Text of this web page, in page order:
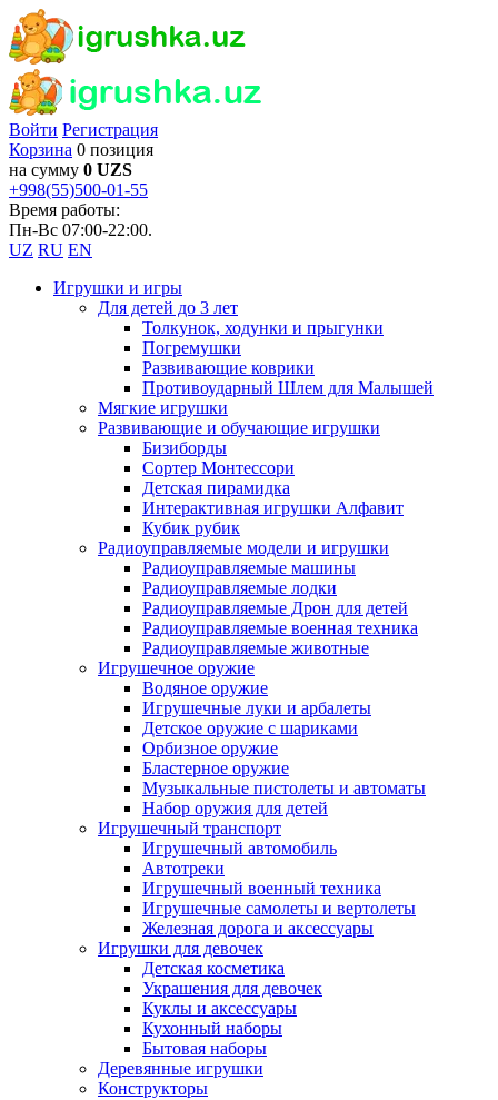
Войти Регистрация
Корзина 0 позиция
на сумму 0 UZS
+998(55)500-01-55
Время работы:
Пн-Вс 07:00-22:00.
UZ RU EN
Игрушки и игры
Для детей до 3 лет
Толкунок, ходунки и прыгунки
Погремушки
Развивающие коврики
Противоударный Шлем для Малышей
Мягкие игрушки
Развивающие и обучающие игрушки
Бизиборды
Сортер Монтессори
Детская пирамидка
Интерактивная игрушки Алфавит
Кубик рубик
Радиоуправляемые модели и игрушки
Радиоуправляемые машины
Радиоуправляемые лодки
Радиоуправляемые Дрон для детей
Радиоуправляемые военная техника
Радиоуправляемые животные
Игрушечное оружие
Водяное оружие
Игрушечные луки и арбалеты
Детское оружие с шариками
Орбизное оружие
Бластерное оружие
Музыкальные пистолеты и автоматы
Набор оружия для детей
Игрушечный транспорт
Игрушечный автомобиль
Aвтотреки
Игрушечный военный техника
Игрушечные самолеты и вертолеты
Железная дорога и аксессуары
Игрушки для девочек
Детская косметика
Украшения для девочек
Куклы и аксессуары
Кухонный наборы
Бытовая наборы
Деревянные игрушки
Конструкторы